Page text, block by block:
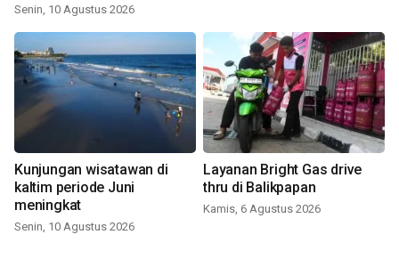
Senin, 10 Agustus 2026
Kunjungan wisatawan di
kaltim periode Juni
meningkat
Senin, 10 Agustus 2026
Layanan Bright Gas drive
thru di Balikpapan
Kamis, 6 Agustus 2026